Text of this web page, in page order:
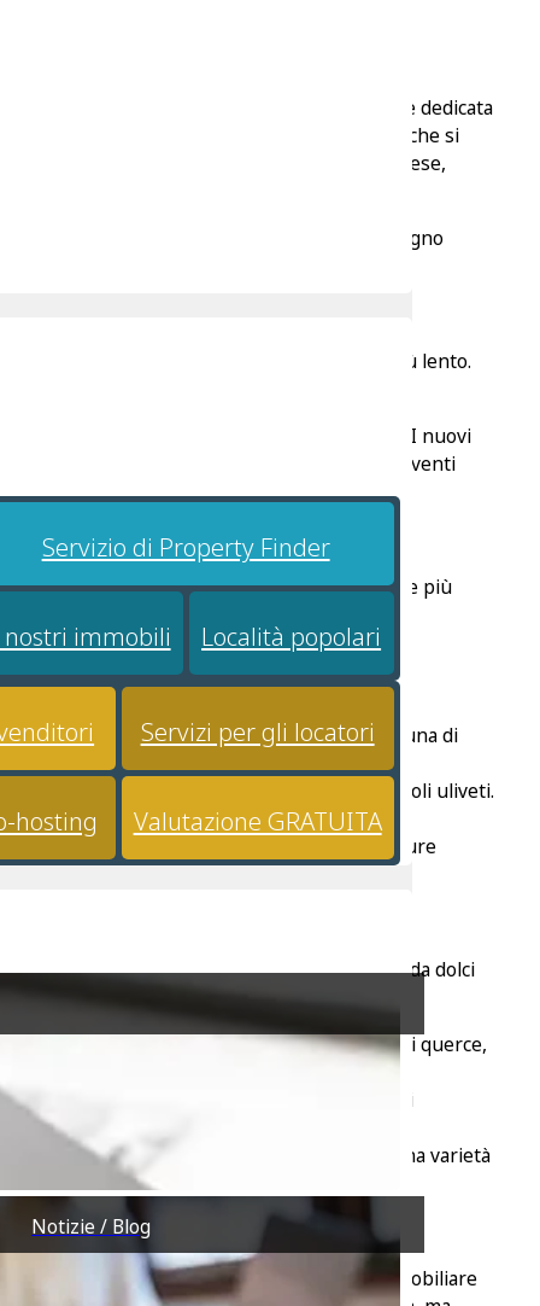
Servizio di Property Finder
immobili Località popolari
Servizi per gli locatori
hosting Valutazione GRATUITA
Notizie / Blog
è cresciuto attorno a una chiesa medievale dedicata
e l’allevamento ovino, con vigneti e uliveti che si
visibili nella cultura e nel carattere del paese,
dei Savoia. Ogni periodo ha lasciato un segno
un’autentica passione per uno stile di vita più lento.
godendo delle comodità dei servizi moderni. I nuovi
principale per chiacchierate informali, eventi
immobiliare qui sta riscuotendo sempre più
il costo con la qualità della vita.
arco e spesse mura in pietra. Ristrutturare una di
più ampie con giardini o addirittura piccoli uliveti.
essenziali come negozi locali, scuole e strutture
ed intrattenimenti.
della Sardegna. Il paese stesso è circondato da dolci
interessare ai futuri proprietari:
escursioni e ciclismo attraverso foreste di querce,
e la ricca biodiversità. È un paradiso per gli
i suoi antichi quartieri come Castello e una varietà
e l’accessibilità della città. Il mercato immobiliare